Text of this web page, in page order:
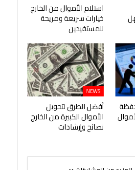
استلام الأموال من الخارج
خيارات سريعة ومريحة
للمستفيدين
NEWS
أفضل الطرق لتحويل
الأموال الكبيرة من الخارج
نصائح وإرشادات